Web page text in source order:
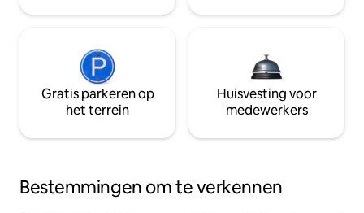
Gratis parkeren op
het terrein
Huisvesting voor
medewerkers
Bestemmingen om te verkennen